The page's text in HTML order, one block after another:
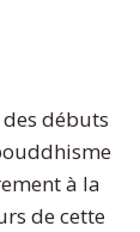
débuts
à la
de cette